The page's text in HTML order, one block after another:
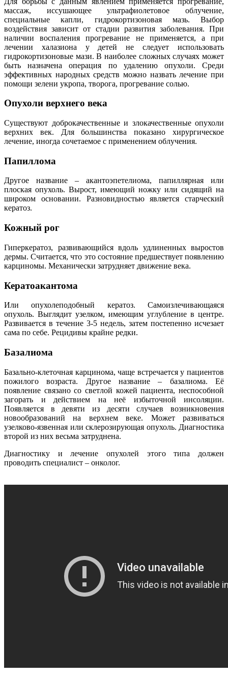
массаж, иссушающее ультрафиолетовое облучение,
специальные капли, гидрокортизоновая мазь. Выбор
воздействия зависит от стадии развития заболевания. При
наличии воспаления прогревание не применяется, а при
лечении халазиона у детей не следует использовать
гидрокортизоновые мази. В наиболее сложных случаях может
быть назначена операция по удалению опухоли. Среди
эффективных народных средств можно назвать лечение при
помощи зелени укропа, творога, прогревание солью.
Опухоли верхнего века
Существуют доброкачественные и злокачественные опухоли
верхних век. Для большинства показано хирургическое
лечение, иногда сочетаемое с применением облучения.
Папиллома
Другое название – акантоэпетелиома, папиллярная или
плоская опухоль. Вырост, имеющий ножку или сидящий на
широком основании. Разновидностью является старческий
кератоз.
Кожный рог
Гиперкератоз, развивающийся вдоль удлиненных выростов
дермы. Считается, что это состояние предшествует появлению
карциномы. Механически затрудняет движение века.
Кератоакантома
Или опухолеподобный кератоз. Самоизлечивающаяся
опухоль. Выглядит узелком, имеющим углубление в центре.
Развивается в течение 3-5 недель, затем постепенно исчезает
сама по себе. Рецидивы крайне редки.
Базалиома
Базально-клеточная карцинома, чаще встречается у пациентов
пожилого возраста. Другое название – базалиома. Её
появление связано со светлой кожей пациента, неспособной
загорать и действием на неё избыточной инсоляции.
Появляется в девяти из десяти случаев возникновения
новообразований на верхнем веке. Может развиваться
узелково-язвенная или склерозирующая опухоль. Диагностика
второй из них весьма затруднена.
Диагностику и лечение опухолей этого типа должен
проводить специалист – онколог.